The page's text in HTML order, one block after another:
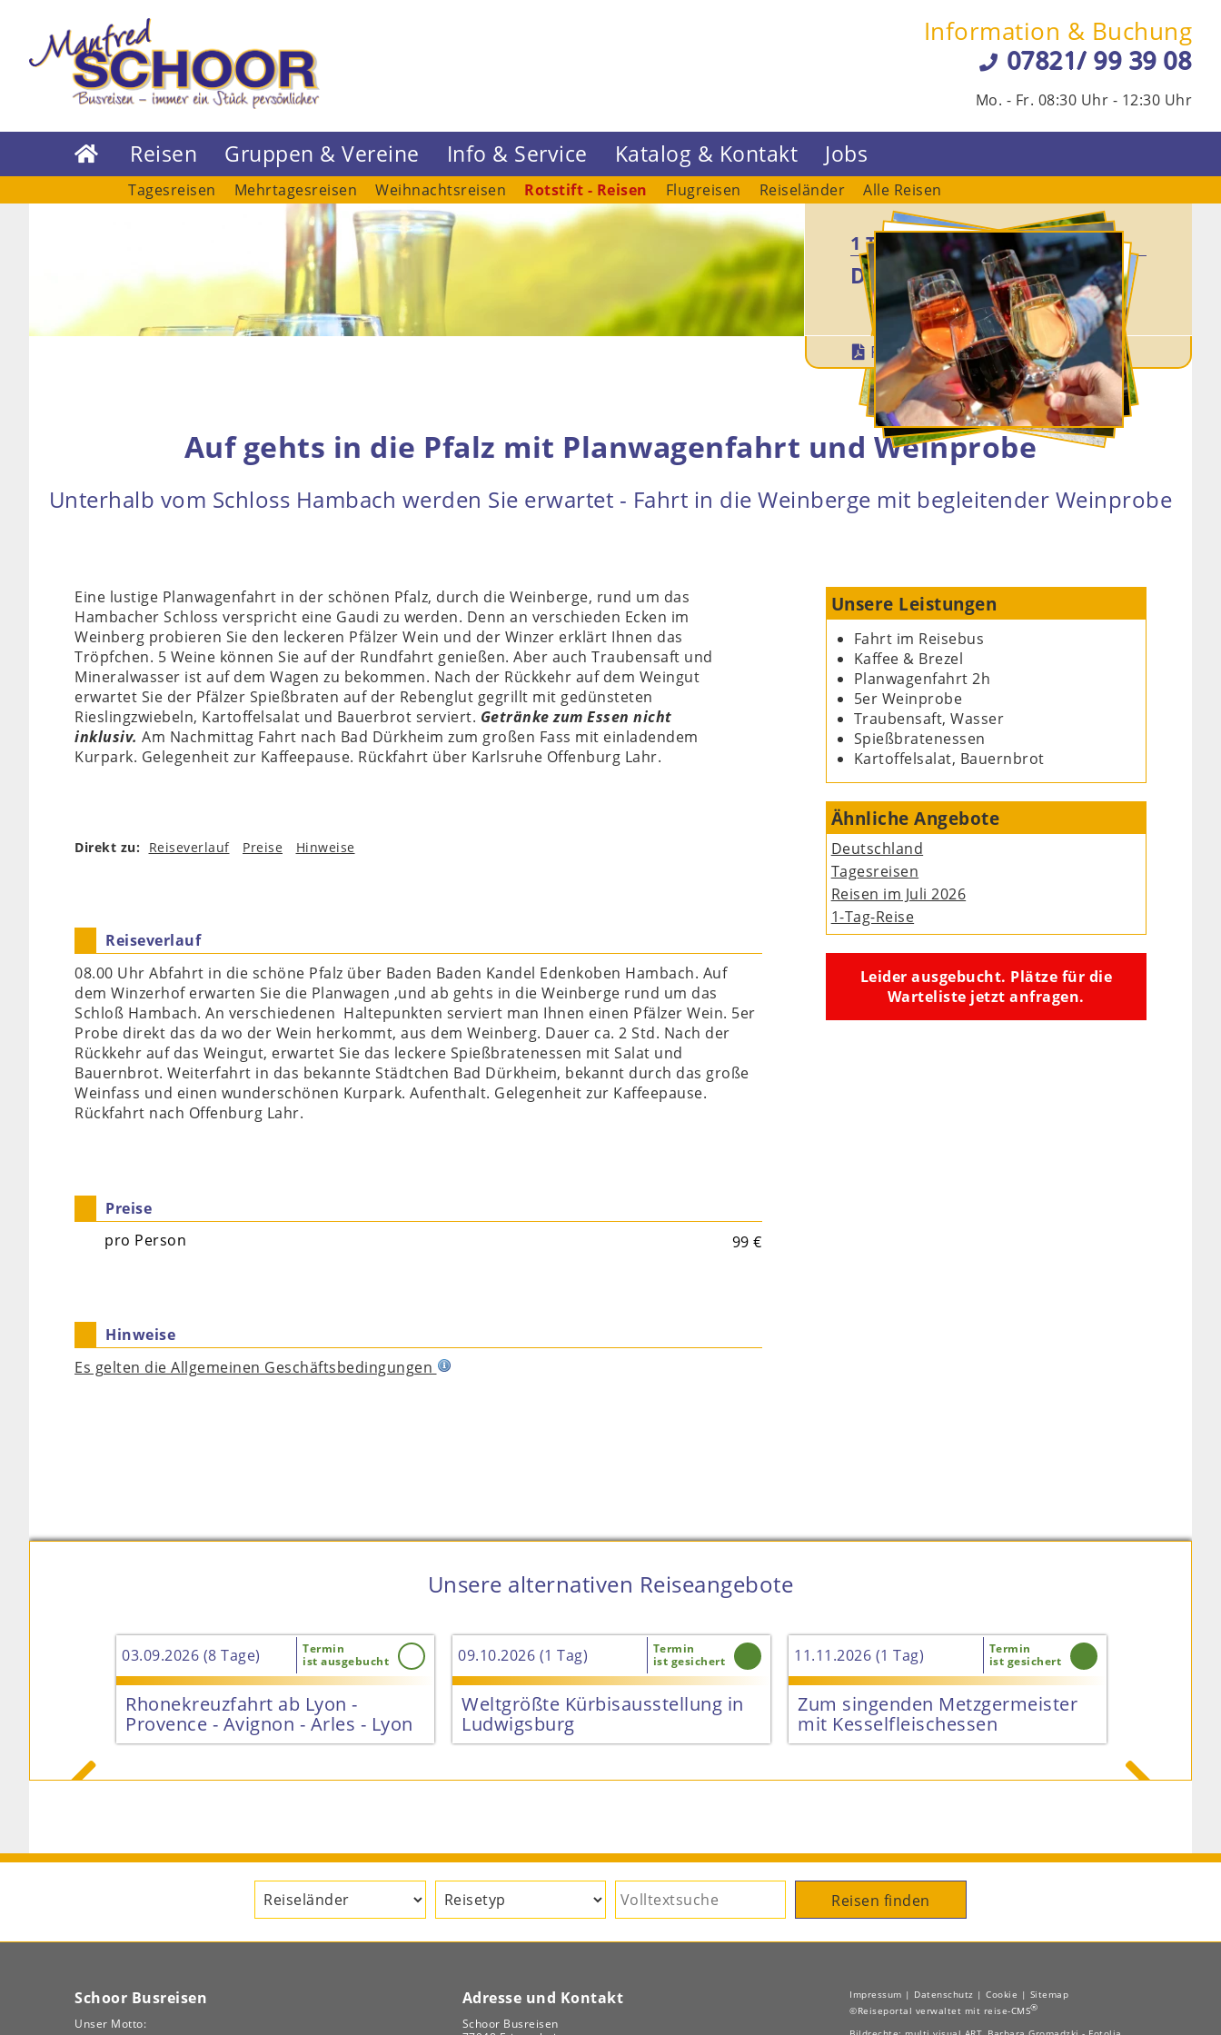
Information & Buchung
07821/ 99 39 08
Mo. - Fr. 08:30 Uhr - 12:30 Uhr
 Reisen Gruppen & Vereine Info & Service Katalog & Kontakt Jobs
Tagesreisen Mehrtagesreisen Weihnachtsreisen Rotstift - Reisen Flugreisen Reiseländer Alle Reisen
1 Tag
Di. 07.07.2026
 Reise-PDF Termin
Auf gehts in die Pfalz mit Planwagenfahrt und Weinprobe
Unterhalb vom Schloss Hambach werden Sie erwartet - Fahrt in die Weinberge mit begleitender Weinprobe
Eine lustige Planwagenfahrt in der schönen Pfalz, durch die Weinberge, rund um das
Hambacher Schloss verspricht eine Gaudi zu werden. Denn an verschieden Ecken im
Weinberg probieren Sie den leckeren Pfälzer Wein und der Winzer erklärt Ihnen das
Tröpfchen. 5 Weine können Sie auf der Rundfahrt genießen. Aber auch Traubensaft und
Mineralwasser ist auf dem Wagen zu bekommen. Nach der Rückkehr auf dem Weingut
erwartet Sie der Pfälzer Spießbraten auf der Rebenglut gegrillt mit gedünsteten
Rieslingzwiebeln, Kartoffelsalat und Bauerbrot serviert. Getränke zum Essen nicht
inklusiv. Am Nachmittag Fahrt nach Bad Dürkheim zum großen Fass mit einladendem
Kurpark. Gelegenheit zur Kaffeepause. Rückfahrt über Karlsruhe Offenburg Lahr.
Direkt zu: Reiseverlauf Preise Hinweise
Reiseverlauf
08.00 Uhr Abfahrt in die schöne Pfalz über Baden Baden Kandel Edenkoben Hambach. Auf
dem Winzerhof erwarten Sie die Planwagen ,und ab gehts in die Weinberge rund um das
Schloß Hambach. An verschiedenen Haltepunkten serviert man Ihnen einen Pfälzer Wein. 5er
Probe direkt das da wo der Wein herkommt, aus dem Weinberg. Dauer ca. 2 Std. Nach der
Rückkehr auf das Weingut, erwartet Sie das leckere Spießbratenessen mit Salat und
Bauernbrot. Weiterfahrt in das bekannte Städtchen Bad Dürkheim, bekannt durch das große
Weinfass und einen wunderschönen Kurpark. Aufenthalt. Gelegenheit zur Kaffeepause.
Rückfahrt nach Offenburg Lahr.
Preise
pro Person
99 €
Hinweise
Es gelten die Allgemeinen Geschäftsbedingungen
Unsere Leistungen
Fahrt im Reisebus
Kaffee & Brezel
Planwagenfahrt 2h
5er Weinprobe
Traubensaft, Wasser
Spießbratenessen
Kartoffelsalat, Bauernbrot
Ähnliche Angebote
Deutschland
Tagesreisen
Reisen im Juli 2026
1-Tag-Reise
Leider ausgebucht. Plätze für die
Warteliste jetzt anfragen.
Unsere alternativen Reiseangebote
03.09.2026 (8 Tage)
Termin
ist ausgebucht
Rhonekreuzfahrt ab Lyon -
Provence - Avignon - Arles - Lyon
ab 2.545 €
09.10.2026 (1 Tag)
Termin
ist gesichert
Weltgrößte Kürbisausstellung in
Ludwigsburg
11.11.2026 (1 Tag)
Termin
ist gesichert
Zum singenden Metzgermeister
mit Kesselfleischessen
 
Reisen finden
Schoor Busreisen
Unser Motto:
Adresse und Kontakt
Schoor Busreisen
Impressum | Datenschutz |Cookie | Sitemap
©Reiseportal verwaltet mit reise-CMS®